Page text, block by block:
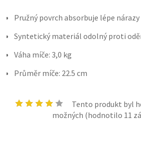
Pružný povrch absorbuje lépe nárazy
Syntetický materiál odolný proti
Váha míče: 3,0 kg
Průměr míče: 22.5 cm
Tento produkt byl
možných (hodnotilo 11